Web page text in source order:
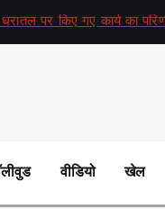
पर किए गए कार्य का
वीडियो खेल